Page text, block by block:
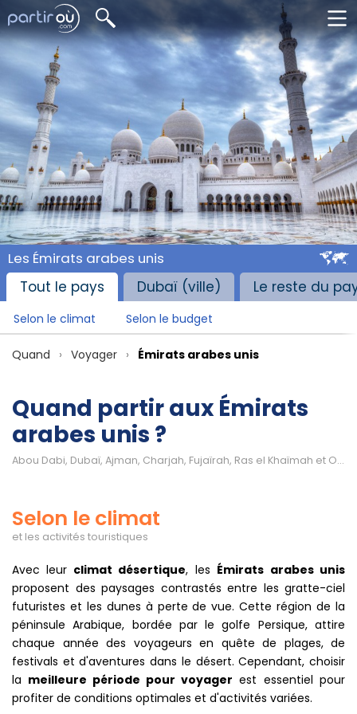
Les Émirats arabes unis
Tout le pays
Dubaï (ville) Le reste du
Selon le climat Selon le budget
Quand Voyager Émirats arabes unis
Quand partir aux Émirats
arabes unis ?
Abou Dabi, Dubaï, Ajman, Charjah, Fujaïrah, Ras el Khaïmah et Oumm al Quaïwaïan
Selon le climat
et les activités touristiques
Avec leur climat désertique, les Émirats arabes unis
proposent des paysages contrastés entre les gratte-ciel
futuristes et les dunes à perte de vue. Cette région de la
péninsule Arabique, bordée par le golfe Persique, attire
chaque année des voyageurs en quête de plages, de
festivals et d'aventures dans le désert. Cependant, choisir
la meilleure période pour voyager est essentiel pour
profiter de conditions optimales et d'activités variées.